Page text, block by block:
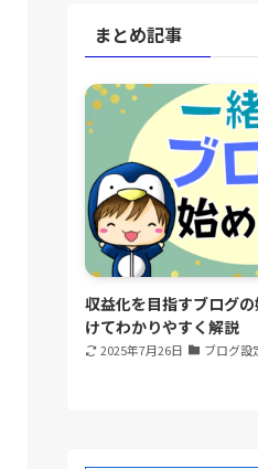
まとめ記事
収益化を目指すブログ
けてわかりやすく解説
2025年7月26日 ブログ設